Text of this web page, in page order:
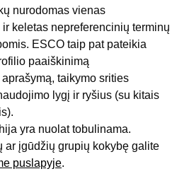
nurodomas vienas
keletas nepreferencinių terminų
ESCO taip pat pateikia
paaiškinimą
taikymo srities
lygį ir ryšius (su kitais
yra nuolat tobulinama.
ar įgūdžių grupių kokybę galite
puslapyje.